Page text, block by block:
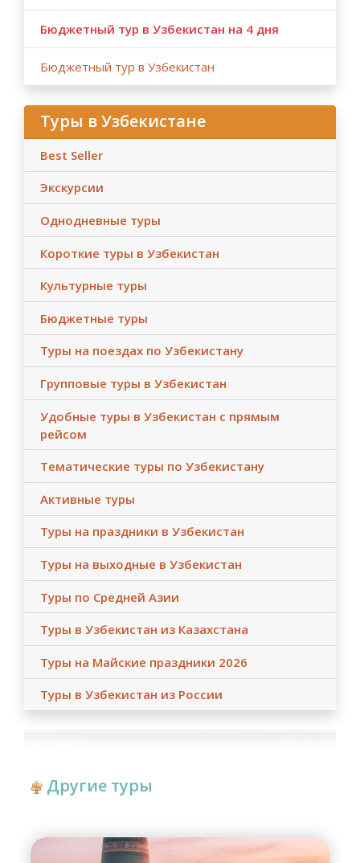
Бюджетный тур в Узбекистан на 4 дня
Бюджетный тур в Узбекистан
Туры в Узбекистане
Best Seller
Экскурсии
Однодневные туры
Короткие туры в Узбекистан
Культурные туры
Бюджетные туры
Туры на поездах по Узбекистану
Групповые туры в Узбекистан
Удобные туры в Узбекистан с прямым
рейсом
Тематические туры по Узбекистану
Активные туры
Туры на праздники в Узбекистан
Туры на выходные в Узбекистан
Туры по Средней Азии
Туры в Узбекистан из Казахстана
Туры на Майские праздники 2026
Туры в Узбекистан из России
Другие туры